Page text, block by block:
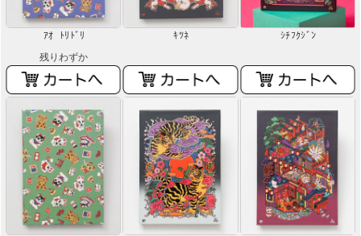
ｱｵ ﾄﾘﾄﾞﾘ
残りわずか
ｷﾂﾈ ｼﾁﾌｸｼﾞﾝ